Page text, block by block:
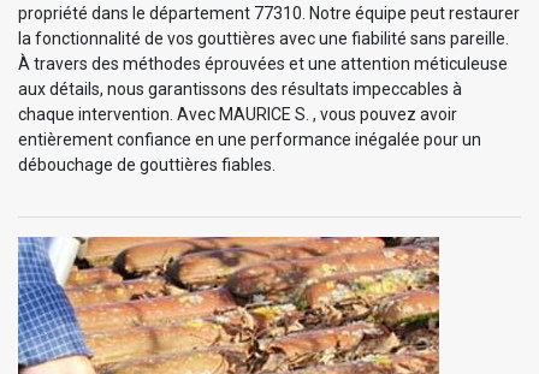
propriété dans le département 77310. Notre équipe peut restaurer
la fonctionnalité de vos gouttières avec une fiabilité sans pareille.
À travers des méthodes éprouvées et une attention méticuleuse
aux détails, nous garantissons des résultats impeccables à
chaque intervention. Avec MAURICE S. , vous pouvez avoir
entièrement confiance en une performance inégalée pour un
débouchage de gouttières fiables.